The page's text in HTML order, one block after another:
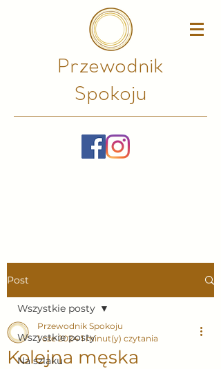
Przewodnik
Spokoju​
Post
Wszystkie posty
Na szlaku
Wszystkie posty
Kolejna męska
Przewodnik Spokoju
1 cze 2024 1 minut(y) czytania